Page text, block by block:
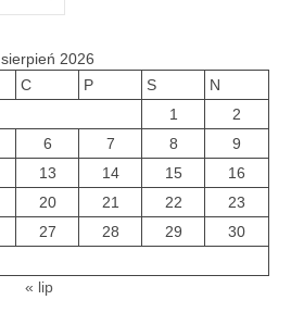
sierpień 2026
C P S
N
1
2
6 7 8
9
13 14 15
16
20 21 22
23
27 28 29
30
« lip